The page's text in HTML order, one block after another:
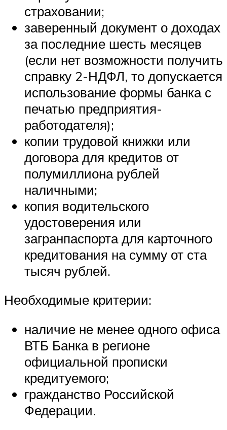
страховании;
заверенный документ о доходах
за последние шесть месяцев
(если нет возможности получить
справку 2-НДФЛ, то допускается
использование формы банка с
печатью предприятия-
работодателя);
копии трудовой книжки или
договора для кредитов от
полумиллиона рублей
наличными;
копия водительского
удостоверения или
загранпаспорта для карточного
кредитования на сумму от ста
тысяч рублей.
Необходимые критерии:
наличие не менее одного офиса
ВТБ Банка в регионе
официальной прописки
кредитуемого;
гражданство Российской
Федерации.